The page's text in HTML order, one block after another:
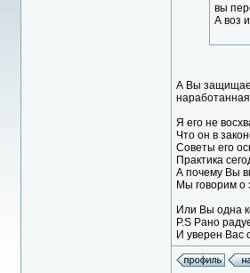
вы
А воз
А Вы
Я его не
Что он в
Советы его
Практика
А почему Вы
Мы говорим о
Или Вы одна
P.S Рано
И уверен Вас